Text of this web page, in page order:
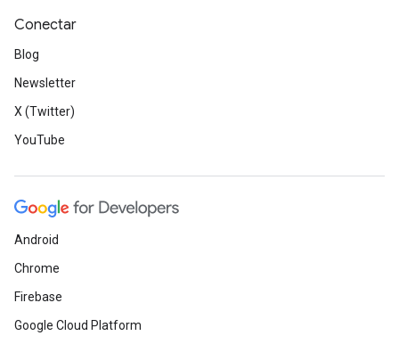
Conectar
Blog
Newsletter
X (Twitter)
YouTube
Android
Chrome
Firebase
Google Cloud Platform